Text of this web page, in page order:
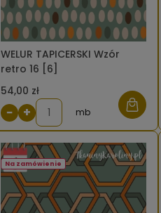
WELUR TAPICERSKI Wzór
retro 16 [6]
54,00 zł
− + mb
Na zamówienie